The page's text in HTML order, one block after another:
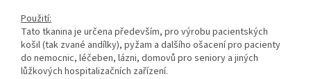
Použití:
Tato tkanina je určena především, pro výrobu pacientských
košil(tak zvané andílky), pyžam a dalšího ošacení pro pacienty
do nemocnic, léčeben, lázni, domovů pro seniory a jiných
lůžkových hospitalizačních zařízení.